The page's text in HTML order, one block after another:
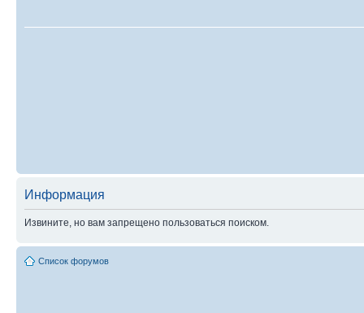
Информация
Извините, но вам запрещено пользоваться поиском.
Список форумов